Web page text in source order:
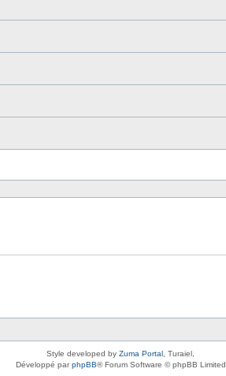
Style developed by Zuma Portal , Turaiel,
Développé parphpBB® Forum Software © phpBB Limited